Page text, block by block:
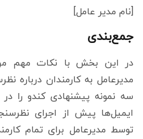
[نام مدیر عامل]
جمع‌بندی
در این بخش با نکات مهم
مدیرعامل به کارمندان درباره
سه نمونه پیشنهادی کندو را
ایمیل‌ها پیش از اجرای
توسط مدیرعامل برای تمام